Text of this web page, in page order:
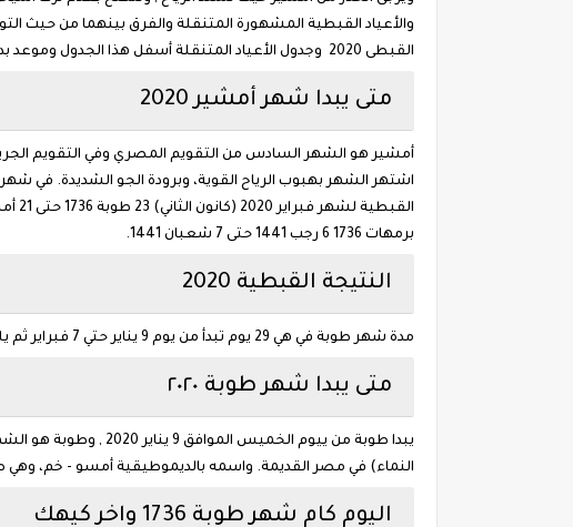
القبطى 2020 وجدول الأعياد المتنقلة أسفل هذا الجدول وموعد بدء صوم الميلاد 2020.
متى يبدا شهر أمشير 2020
أمشير هو الشهر السادس من التقويم المصري وفي التقويم
القبطية لشهر فبراير 2020 (كانون الثاني) 23 طوبة 1736 حتى 21 أمشير 1736 7 جماد آخر 1441 حتى 5 رجب 1441 29 , والنتيجة القبطية لشهر مارس 2020 (آذار)
برمهات 1736 6 رجب 1441 حتى 7 شعبان 1441.
النتيجة القبطية 2020
مدة شهر طوبة في هي 29 يوم تبدأ من يوم 9 يناير حتي 7 فبراير ثم يلية شهر أمشير حسب النتيجة القبطية.
متى يبدا شهر طوبة ٢٠٢٠
النماء) في مصر القديمة. واسمه بالديموطيقية أمسو - خم، وهي
اليوم كام شهر طوبة 1736 واخر كيهك